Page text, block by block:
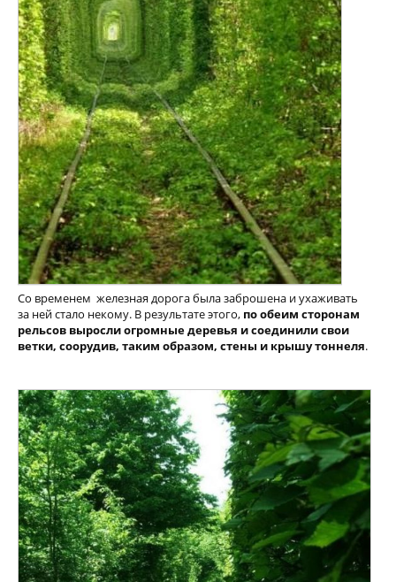
Со временем железная дорога была заброшена и ухаживать
за ней стало некому. В результате этого, по обеим сторонам
рельсов выросли огромные деревья и соединили свои
ветки, соорудив, таким образом, стены и крышу тоннеля.